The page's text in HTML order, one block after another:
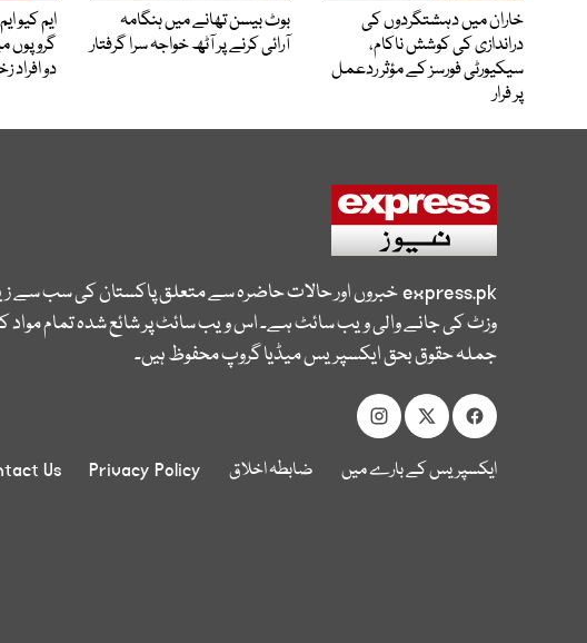
خاران میں دہشتگردوں کی
دراندازی کی کوشش ناکام،
سیکیورٹی فورسز کے مؤثر ردعمل
پر فرار
بوٹ بیسن تھانے میں ہنگامہ
آرائی کرنے پر آٹھ خواجہ سرا گرفتار
ایم کیو
گروپوں
دو افراد
express.pkخبروں اور حالات حاضرہ سے متعلق پاکستان کی سب سے
وزٹ کی جانے والی ویب سائٹ ہے۔ اس ویب سائٹ پر شائع شدہ تمام مواد
جملہ حقوق بحق ایکسپریس میڈیا گروپ محفوظ ہیں۔
ایکسپریس کے بارے میں ضابطہ اخلاق Privacy Policy
Us